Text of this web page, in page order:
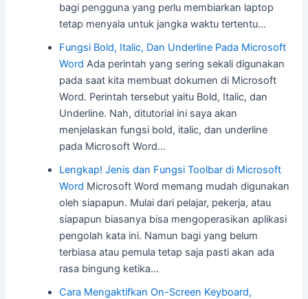
bagi pengguna yang perlu membiarkan laptop
tetap menyala untuk jangka waktu tertentu…
Fungsi Bold, Italic, Dan Underline Pada Microsoft
Word Ada perintah yang sering sekali digunakan
pada saat kita membuat dokumen di Microsoft
Word. Perintah tersebut yaitu Bold, Italic, dan
Underline. Nah, ditutorial ini saya akan
menjelaskan fungsi bold, italic, dan underline
pada Microsoft Word…
Lengkap! Jenis dan Fungsi Toolbar di Microsoft
Word Microsoft Word memang mudah digunakan
oleh siapapun. Mulai dari pelajar, pekerja, atau
siapapun biasanya bisa mengoperasikan aplikasi
pengolah kata ini. Namun bagi yang belum
terbiasa atau pemula tetap saja pasti akan ada
rasa bingung ketika…
Cara Mengaktifkan On-Screen Keyboard,